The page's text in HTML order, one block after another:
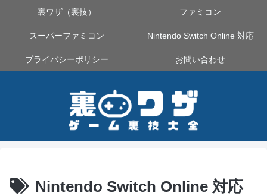
裏ワザ（裏技） ファミコン
スーパーファミコン Nintendo Switch Online 対応
プライバシーポリシー お問い合わせ
Nintendo Switch Online 対応